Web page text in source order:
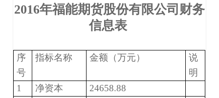
2016年福能期货股份有限公司财务
信息表
序
号
指标名称 金额（万元）
说
明
1
净资本
24658.88